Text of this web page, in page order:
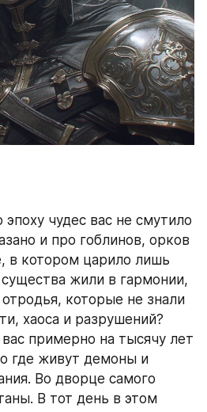
эпоху чудес вас не смутило
и про гоблинов, орков
в котором царило лишь
жили в гармонии,
которые не знали
хаоса и разрушений?
примерно на тысячу лет
где живут демоны и
Во дворце самого
В тот день в этом